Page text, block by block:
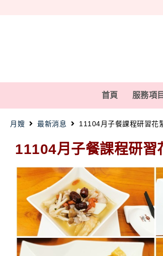
首頁 服務項目
月嫂 最新消息 11104月子餐課程研習花
11104月子餐課程研習